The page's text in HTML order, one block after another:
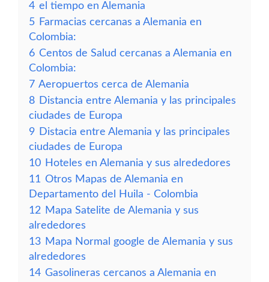
4 el tiempo en Alemania
5 Farmacias cercanas a Alemania en
Colombia:
6 Centos de Salud cercanas a Alemania en
Colombia:
7 Aeropuertos cerca de Alemania
8 Distancia entre Alemania y las principales
ciudades de Europa
9 Distacia entre Alemania y las principales
ciudades de Europa
10 Hoteles en Alemania y sus alrededores
11 Otros Mapas de Alemania en
Departamento del Huila - Colombia
12 Mapa Satelite de Alemania y sus
alrededores
13 Mapa Normal google de Alemania y sus
alrededores
14 Gasolineras cercanos a Alemania en